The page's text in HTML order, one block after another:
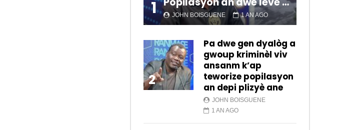
1 JOHN BOISGUENE 1 AN AGO
2
Pa dwe gen dyalòg a
gwoup kriminèl viv
ansanm k’ap
teworize popilasyon
an depi plizyè ane
JOHN BOISGUENE
1 AN AGO